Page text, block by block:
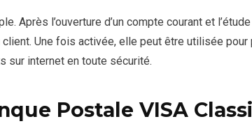
Après l’ouverture d’un compte courant et
Une fois activée, elle peut être utilisée pour
sur internet en toute sécurité.
Postale VISA